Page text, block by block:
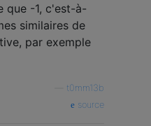
que -1, c'est-à-
similaires de
par exemple
t0mm13b
source